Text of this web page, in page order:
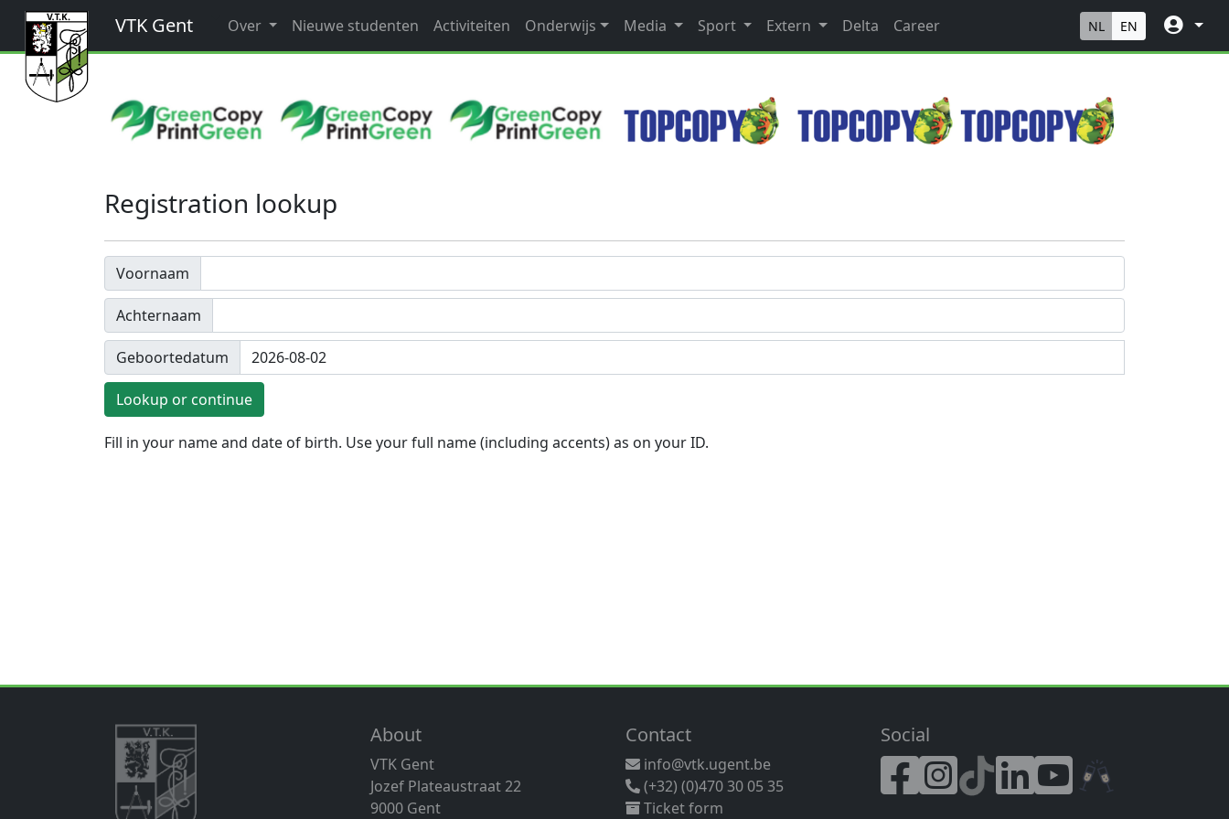
VTK Gent Over Nieuwe studenten Activiteiten Onderwijs Media Sport Extern Delta Career NL EN
Registration lookup
Voornaam
Achternaam
Geboortedatum
Lookup or continue
Fill in your name and date of birth. Use your full name (including accents) as on your ID.
About
VTK Gent
Jozef Plateaustraat 22
9000 Gent
Contact
info@vtk.ugent.be
(+32) (0)470 30 05 35
Ticket form
Social